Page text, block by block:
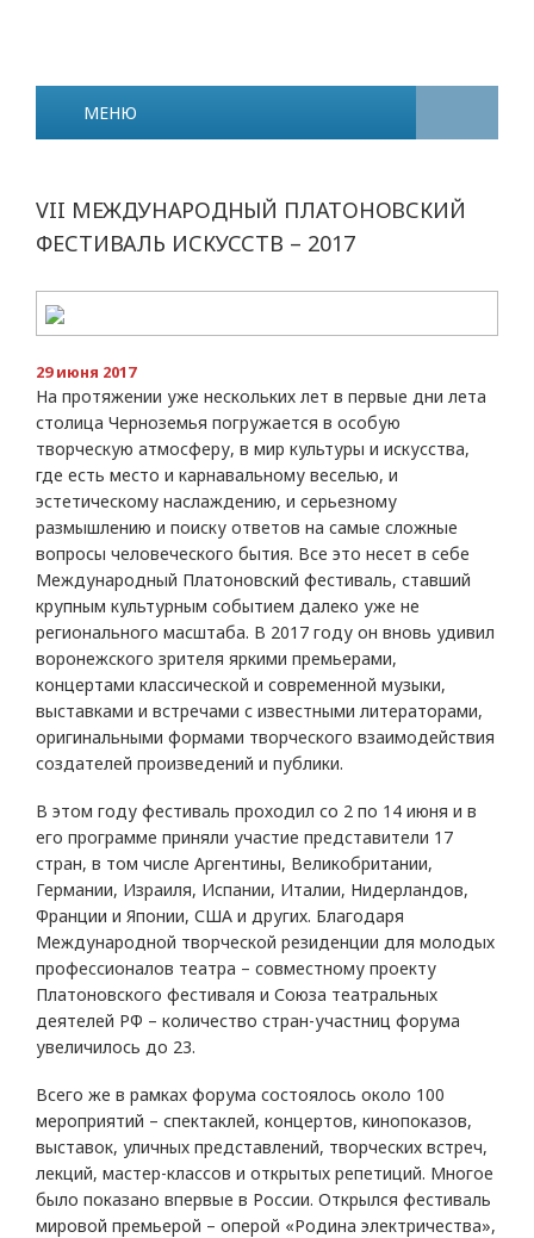
МЕНЮ
VII МЕЖДУНАРОДНЫЙ ПЛАТОНОВСКИЙ
ФЕСТИВАЛЬ ИСКУССТВ – 2017
29 июня 2017
На протяжении уже нескольких лет в первые дни лета
столица Черноземья погружается в особую
творческую атмосферу, в мир культуры и искусства,
где есть место и карнавальному веселью, и
эстетическому наслаждению, и серьезному
размышлению и поиску ответов на самые сложные
вопросы человеческого бытия. Все это несет в себе
Международный Платоновский фестиваль, ставший
крупным культурным событием далеко уже не
регионального масштаба. В 2017 году он вновь удивил
воронежского зрителя яркими премьерами,
концертами классической и современной музыки,
выставками и встречами с известными литераторами,
оригинальными формами творческого взаимодействия
создателей произведений и публики.
В этом году фестиваль проходил со 2 по 14 июня и в
его программе приняли участие представители 17
стран, в том числе Аргентины, Великобритании,
Германии, Израиля, Испании, Италии, Нидерландов,
Франции и Японии, США и других. Благодаря
Международной творческой резиденции для молодых
профессионалов театра – совместному проекту
Платоновского фестиваля и Союза театральных
деятелей РФ – количество стран-участниц форума
увеличилось до 23.
Всего же в рамках форума состоялось около 100
мероприятий – спектаклей, концертов, кинопоказов,
выставок, уличных представлений, творческих встреч,
лекций, мастер-классов и открытых репетиций. Многое
было показано впервые в России. Открылся фестиваль
мировой премьерой – оперой «Родина электричества»,